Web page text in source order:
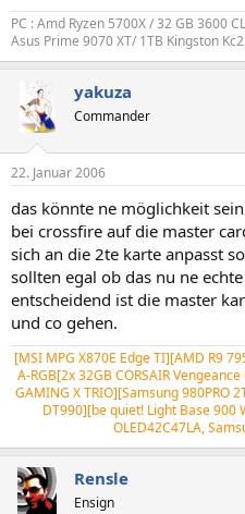
PC : Amd Ryzen 5700X / 32 GB 3600
Asus Prime 9070 XT/ 1TB Kingston
yakuza
Commander
22. Januar 2006
das könnte ne möglichkeit
bei crossfire auf die master
sich an die 2te karte anpasst
sollten egal ob das nu ne
entscheidend ist die master
und co gehen.
[MSI MPG X870E Edge TI][AMD R9
A-RGB[2x 32GB CORSAIR
GAMING X TRIO][Samsung 980PRO
DT990][be quiet! Light Base 900
OLED42C47LA,
Rensle
Ensign